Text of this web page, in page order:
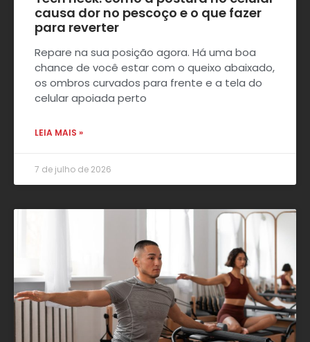
causa dor no pescoço e o que fazer
para reverter
Repare na sua posição agora. Há uma boa
chance de você estar com o queixo abaixado,
os ombros curvados para frente e a tela do
celular apoiada perto
LEIA MAIS »
7 de julho de 2026